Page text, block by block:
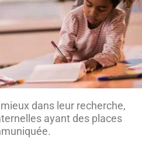
dans leur recherche,
ayant des places